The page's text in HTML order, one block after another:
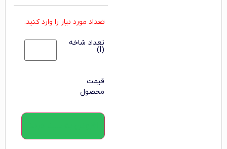
تعداد مورد نیاز را وارد کنید.
تعداد شاخه
(l)
قیمت
محصول